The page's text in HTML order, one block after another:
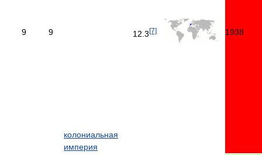
9 9
колониальная
империя
12.3[7] 1938